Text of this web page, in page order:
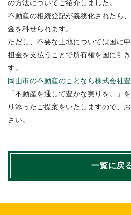
の方法についてご紹介しました。
不動産の相続登記が義務化されたら
金を科せられます。
ただし、不要な土地については国に
担金を支払うことで所有権を国に引
す。
岡山市の不動産のことなら株式会社
「不動産を通して豊かな実りを。」
り添ったご提案をいたしますので、
さい。
一覧に戻